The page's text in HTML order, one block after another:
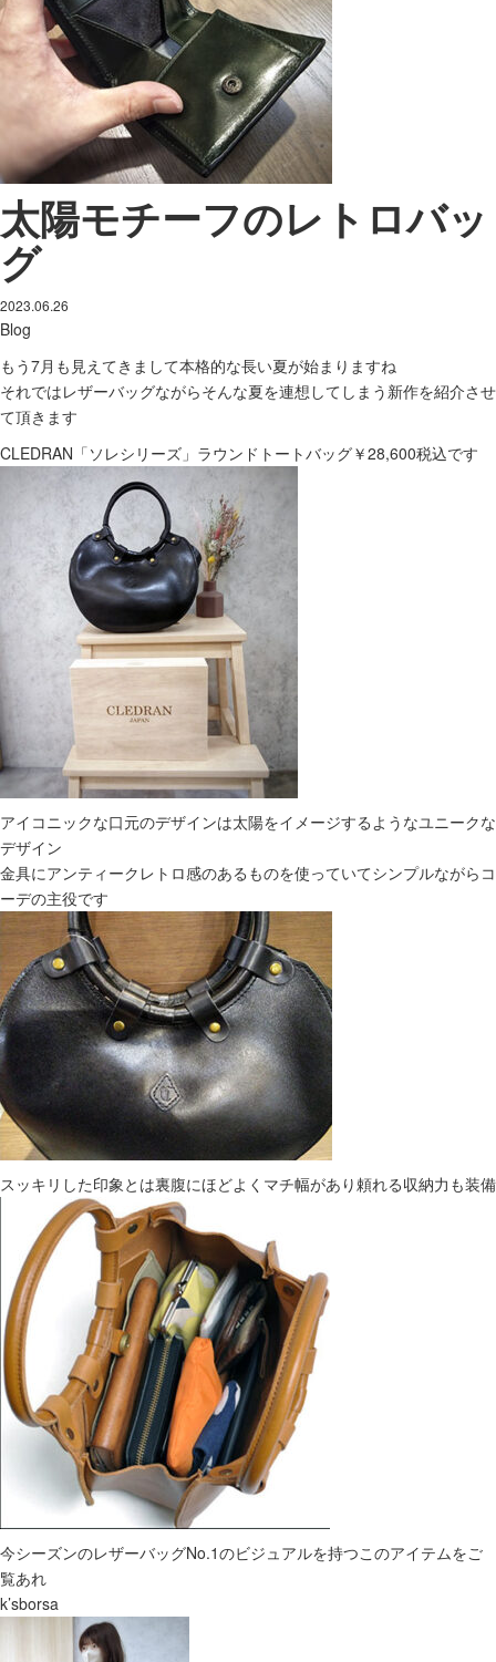
太陽モチーフのレトロバッ
グ
2023.06.26
Blog
もう7月も見えてきまして本格的な長い夏が始まりますね
それではレザーバッグながらそんな夏を連想してしまう新作を紹介させ
て頂きます
CLEDRAN「ソレシリーズ」ラウンドトートバッグ￥28,600税込です
アイコニックな口元のデザインは太陽をイメージするようなユニークな
デザイン
金具にアンティークレトロ感のあるものを使っていてシンプルながらコ
ーデの主役です
スッキリした印象とは裏腹にほどよくマチ幅があり頼れる収納力も装備
今シーズンのレザーバッグNo.1のビジュアルを持つこのアイテムをご
覧あれ
k’sborsa